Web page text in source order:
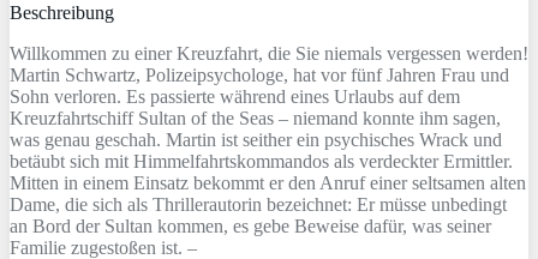
Beschreibung
Willkommen zu einer Kreuzfahrt, die Sie niemals vergessen werden!
Martin Schwartz, Polizeipsychologe, hat vor fünf Jahren Frau und
Sohn verloren. Es passierte während eines Urlaubs auf dem
Kreuzfahrtschiff Sultan of the Seas – niemand konnte ihm sagen,
was genau geschah. Martin ist seither ein psychisches Wrack und
betäubt sich mit Himmelfahrtskommandos als verdeckter Ermittler.
Mitten in einem Einsatz bekommt er den Anruf einer seltsamen alten
Dame, die sich als Thrillerautorin bezeichnet: Er müsse unbedingt
an Bord der Sultan kommen, es gebe Beweise dafür, was seiner
Familie zugestoßen ist. –